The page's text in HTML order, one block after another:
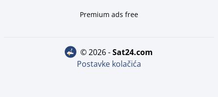
Premium ads free
© 2026 - sat24.com
Postavke kolačića